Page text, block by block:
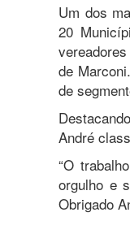
Um dos
20
de
de
André
“O
orgulho e
Obrigado